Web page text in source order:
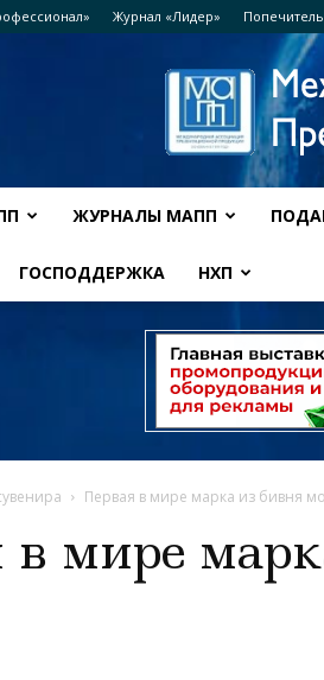
Журнал «Лидер»
ЖУРНАЛЫ МАПП
ГОСПОДДЕРЖКА НХП
Первая в мире марка из бивня
в мире